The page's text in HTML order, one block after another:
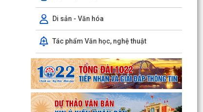
Di sản - Văn hóa
Tác phẩm Văn học, nghệ thuật